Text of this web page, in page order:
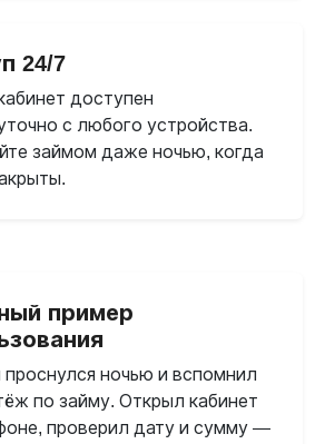
24/7
доступен
с любого устройства.
займом даже ночью, когда
пример
проснулся ночью и вспомнил
по займу. Открыл кабинет
проверил дату и сумму —